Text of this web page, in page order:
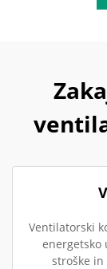
Ventilatorski
energetsko
stroške